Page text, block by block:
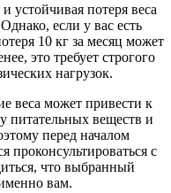
устойчивая потеря веса
если у вас есть
10 кг за месяц может
это требует строгого
нагрузок.
веса может привести к
питательных веществ и
перед началом
проконсультироваться с
что выбранный
вам.